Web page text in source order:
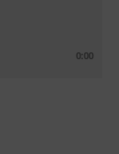
0:00